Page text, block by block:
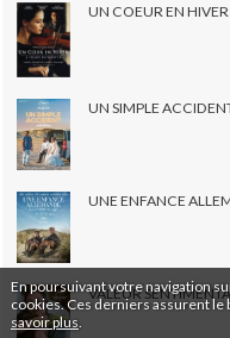
En poursuivant votre navigation
cookies. Ces derniers assurent
savoir plus
UN COEUR EN
UN SIMPLE
UNE ENFANCE
VALEUR